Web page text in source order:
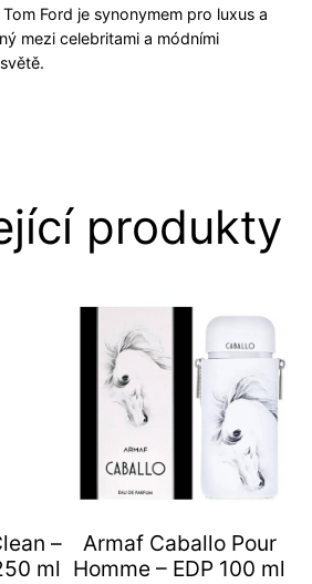
Ford je synonymem pro luxus a
mezi celebritami a módními
produkty
–
ml
Armaf Caballo Pour
Homme – EDP 100 ml